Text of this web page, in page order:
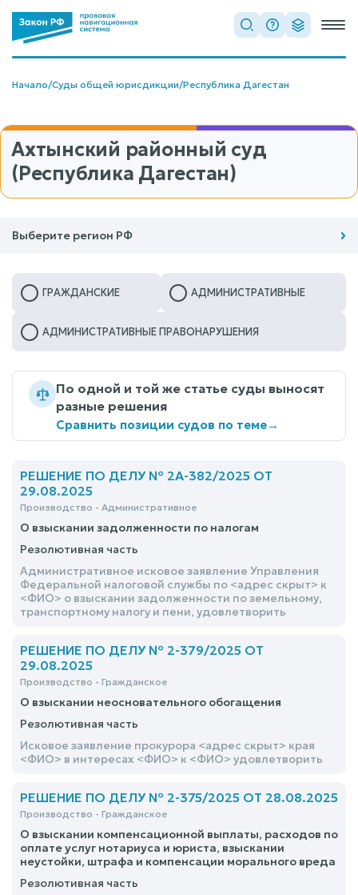
Начало/Суды общей юрисдикции/Республика Дагестан
Ахтынский районный суд
(Республика Дагестан)
Выберите регион РФ
ГРАЖДАНСКИЕ АДМИНИСТРАТИВНЫЕ
АДМИНИСТРАТИВНЫЕ ПРАВОНАРУШЕНИЯ
По одной и той же статье суды выносят
разные решения
Сравнить позиции судов по теме→
РЕШЕНИЕ ПО ДЕЛУ № 2А-382/2025 ОТ
29.08.2025
Производство - Административное
О взыскании задолженности по налогам
Резолютивная часть
Административное исковое заявление Управления
Федеральной налоговой службы по <адрес скрыт> к
<ФИО> о взыскании задолженности по земельному,
транспортному налогу и пени, удовлетворить
РЕШЕНИЕ ПО ДЕЛУ № 2-379/2025 ОТ
29.08.2025
Производство - Гражданское
О взыскании неосновательного обогащения
Резолютивная часть
Исковое заявление прокурора <адрес скрыт> края
<ФИО> в интересах <ФИО> к <ФИО> удовлетворить
РЕШЕНИЕ ПО ДЕЛУ № 2-375/2025 ОТ 28.08.2025
Производство - Гражданское
О взыскании компенсационной выплаты, расходов по
оплате услуг нотариуса и юриста, взыскании
неустойки, штрафа и компенсации морального вреда
Резолютивная часть